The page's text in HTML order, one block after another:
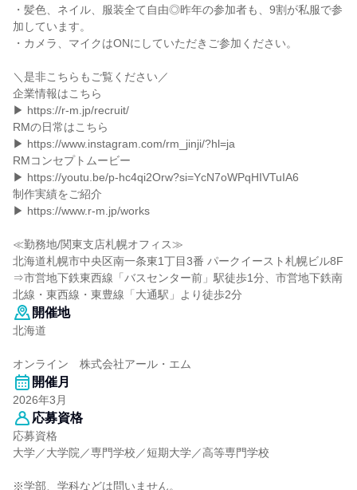
・髪色、ネイル、服装全て自由◎昨年の参加者も、9割が私服で参
加しています。
・カメラ、マイクはONにしていただきご参加ください。
＼是非こちらもご覧ください／
企業情報はこちら
▶ https://r-m.jp/recruit/
RMの日常はこちら
▶ https://www.instagram.com/rm_jinji/?hl=ja
RMコンセプトムービー
▶ https://youtu.be/p-hc4qi2Orw?si=YcN7oWPqHIVTuIA6
制作実績をご紹介
▶ https://www.r-m.jp/works
≪勤務地/関東支店札幌オフィス≫
北海道札幌市中央区南一条東1丁目3番 パークイースト札幌ビル8F
⇒市営地下鉄東西線「バスセンター前」駅徒歩1分、市営地下鉄南
北線・東西線・東豊線「大通駅」より徒歩2分
開催地
北海道
オンライン 株式会社アール・エム
開催月
2026年3月
応募資格
応募資格
大学／大学院／専門学校／短期大学／高等専門学校
※学部、学科などは問いません。